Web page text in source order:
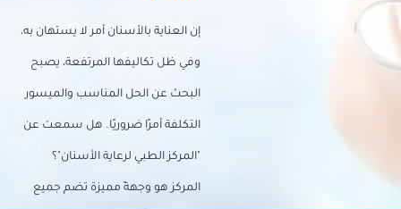
إن العناية بالأسنان أمر لا يستهان به،
وفي ظل تكاليفها المرتفعة، يصبح
البحث عن الحل المناسب والميسور
التكلفة أمرًا ضروريًا. هل سمعت عن
"المركز الطبي لرعاية الأسنان"؟
المركز هو وجهةً مميزة تضم جميع